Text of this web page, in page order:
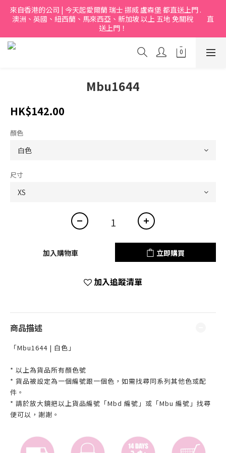
來自香港的公司 | 今天起愛爾蘭 瑞士 挪烕 盧森堡 都直送上門 .
澳洲、英國、紐西蘭、馬來西亞、新加坡 以上 五地 免關稅         直
送上門！
Mbu1644
HK$142.00
顏色
尺寸
加入購物車 立即購買
加入追蹤清單
商品描述
「Mbu1644 | 白色」
* 以上為貨品所有顏色號
* 貨品被設定為一個編號跟一個色，如需找尋同系列其他色或配
件。
* 請於放大鏡把以上貨品編號「Mbd 編號」或「Mbu 編號」找尋
便可以，謝謝。